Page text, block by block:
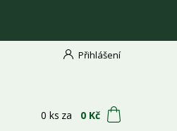
Přihlášení
0 ks za 0 Kč